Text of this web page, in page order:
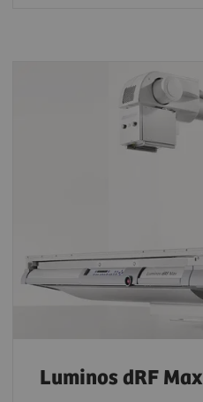
Luminos dRF Max